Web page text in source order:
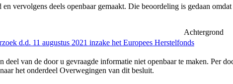
vervolgens deels openbaar gemaakt. Die beoordeling is gedaan
Achtergrond
d.d. 11 augustus 2021 inzake het Europees Herstelfonds
deel van de door u gevraagde informatie niet openbaar te maken. Per
het onderdeel Overwegingen van dit besluit.